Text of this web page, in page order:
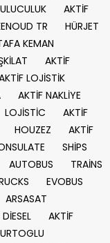
AKTİF
TR
HÜRJET
KEMAN
AKTİF
LOJİSTİK
AKTİF NAKLİYE
LOJİSTİC
AKTİF
HOUZEZ
AKTİF
SHİPS
AUTOBUS
TRAİNS
EVOBUS
ARSASAT
DİESEL
AKTİF